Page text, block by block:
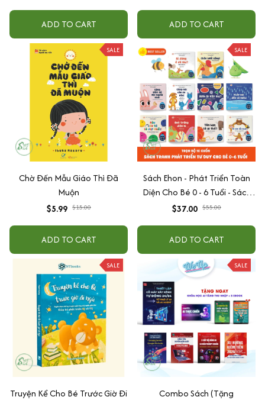
ADD TO CART ADD TO CART
SALE
Chờ Đến Mẫu Giáo Thì Đã
Muộn
$5.99 $15.00
ADD TO CART
SALE
Sách Ehon - Phát Triển Toàn
Diện Cho Bé 0 - 6 Tuổi - Sách
Song Ngữ Việt - Anh
$37.00 $55.00
ADD TO CART
SALE
Truyện Kể Cho Bé Trước Giờ Đi
SALE
Combo Sách (Tặng